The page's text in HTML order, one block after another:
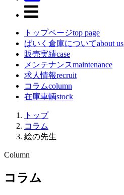
トップページtop page
ばいく倉庫についてabout us
販売実績case
メンテナンスmaintenance
求人情報recruit
コラムcolumn
在庫車輌stock
トップ
コラム
絵の先生
Column
コラム